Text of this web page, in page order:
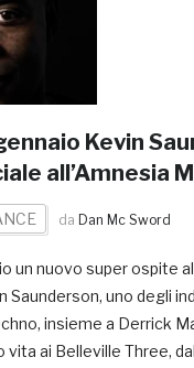
Kevin
all’Amnesia
da Dan Mc Sword
un nuovo super ospite
Saunderson, uno degli
insieme a Derrick
vita ai Belleville Three,